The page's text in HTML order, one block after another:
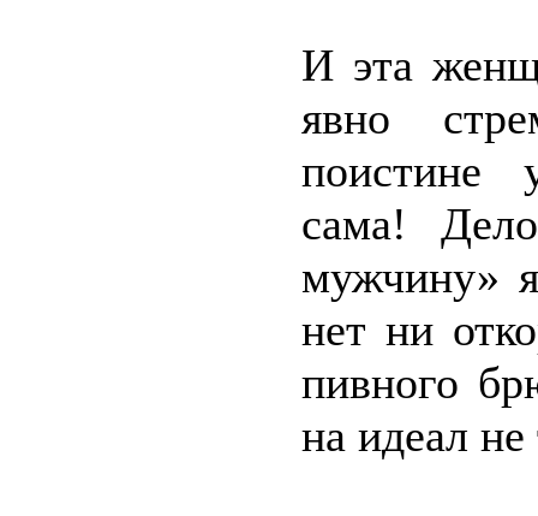
И эта
явно
поистине
сама!
мужчину»
нет ни
пивного
на идеал не